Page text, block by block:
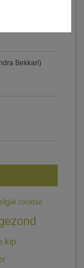
Bekkari)
cocktail
kip